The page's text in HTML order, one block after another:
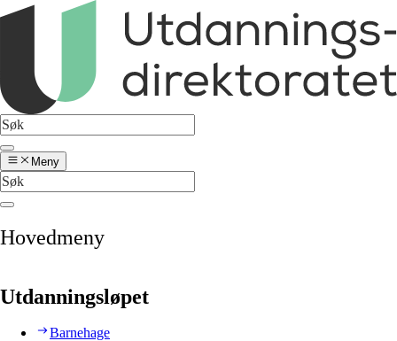
Meny
Hovedmeny
Utdanningsløpet
Barnehage